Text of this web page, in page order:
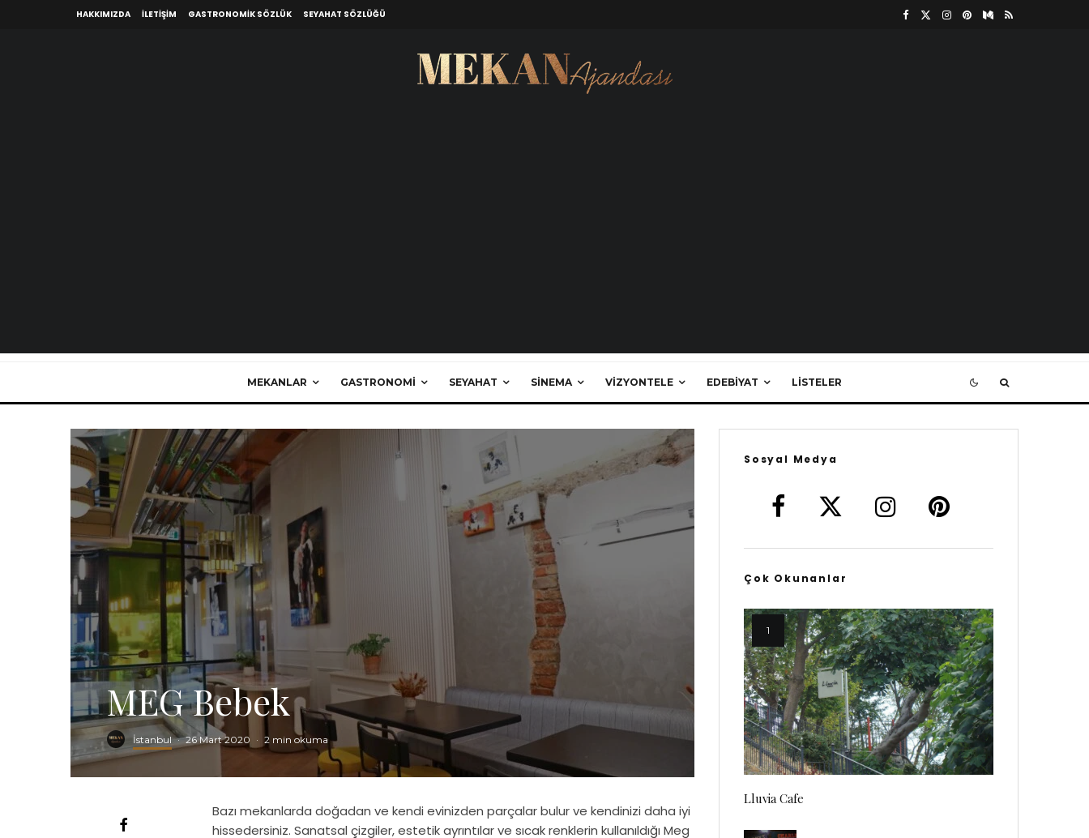
HAKKIMIZDA İLETIŞIM GASTRONOMIK SÖZLÜK SEYAHAT SÖZLÜĞÜ
MEKANLAR GASTRONOMI SEYAHAT SINEMA VIZYONTELE EDEBIYAT LISTELER
MEG Bebek
İstanbul · 26 Mart 2020 · 2 min okuma
Bazı mekanlarda doğadan ve kendi evinizden parçalar bulur ve kendinizi daha iyi
hissedersiniz. Sanatsal çizgiler, estetik ayrıntılar ve sıcak renklerin kullanıldığı Meg
Sosyal Medya
Çok Okunanlar
Lluvia Cafe